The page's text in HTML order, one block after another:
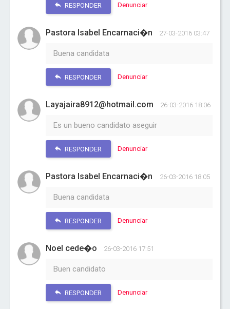
RESPONDER Denunciar
Pastora Isabel Encarnaci�n 27-03-2016 03:47
Buena candidata
RESPONDER Denunciar
Layajaira8912@hotmail.com 26-03-2016 18:06
Es un bueno candidato aseguir
RESPONDER Denunciar
Pastora Isabel Encarnaci�n 26-03-2016 18:05
Buena candidata
RESPONDER Denunciar
Noel cede�o 26-03-2016 17:51
Buen candidato
RESPONDER Denunciar